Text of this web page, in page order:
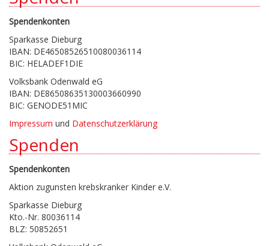
Spendenkonten
Sparkasse Dieburg
IBAN: DE46508526510080036114
BIC: HELADEF1DIE
Volksbank Odenwald eG
IBAN: DE86508635130003660990
BIC: GENODE51MIC
Impressum und Datenschutzerklärung
Spenden
Spendenkonten
Aktion zugunsten krebskranker Kinder e.V.
Sparkasse Dieburg
Kto.-Nr. 80036114
BLZ: 50852651